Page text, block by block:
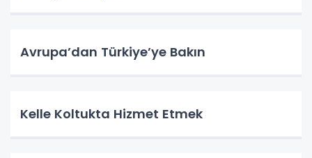
Avrupa’dan Türkiye’ye Bakın
Kelle Koltukta Hizmet Etmek